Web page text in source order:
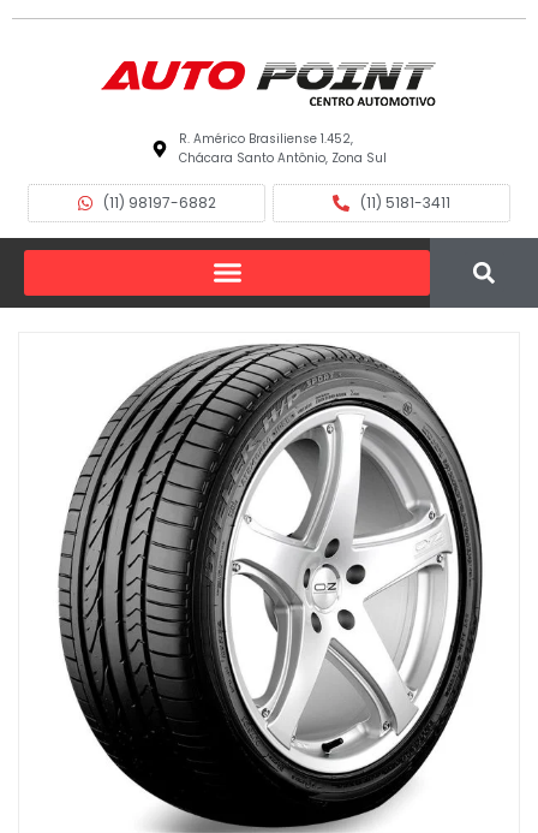
R. Américo Brasiliense 1.452,
Chácara Santo Antônio, Zona Sul
(11) 98197-6882 (11) 5181-3411